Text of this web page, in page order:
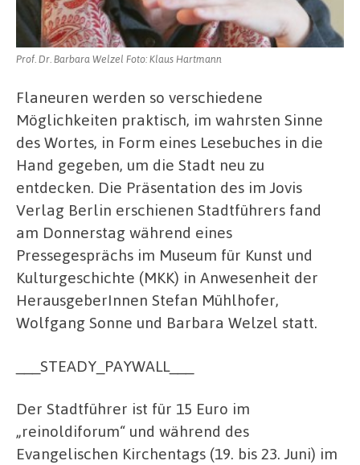
Prof. Dr. Barbara Welzel Foto: Klaus Hartmann
Flaneuren werden so verschiedene
Möglichkeiten praktisch, im wahrsten Sinne
des Wortes, in Form eines Lesebuches in die
Hand gegeben, um die Stadt neu zu
entdecken. Die Präsentation des im Jovis
Verlag Berlin erschienen Stadtführers fand
am Donnerstag während eines
Pressegesprächs im Museum für Kunst und
Kulturgeschichte (MKK) in Anwesenheit der
HerausgeberInnen Stefan Mühlhofer,
Wolfgang Sonne und Barbara Welzel statt.
___STEADY_PAYWALL___
Der Stadtführer ist für 15 Euro im
„reinoldiforum“ und während des
Evangelischen Kirchentags (19. bis 23. Juni) im